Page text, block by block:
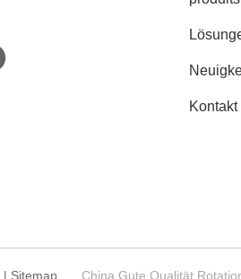
| Sitemap China Gute Qualität